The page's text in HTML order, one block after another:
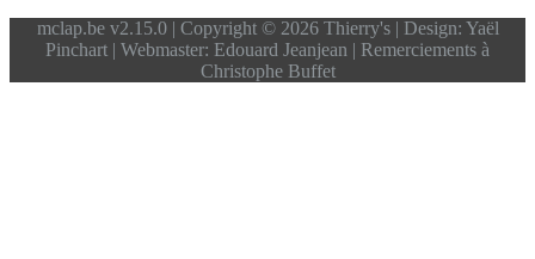
mclap.be v2.15.0 | Copyright © 2026 Thierry's | Design: Yaël
Pinchart | Webmaster: Edouard Jeanjean | Remerciements à
Christophe Buffet